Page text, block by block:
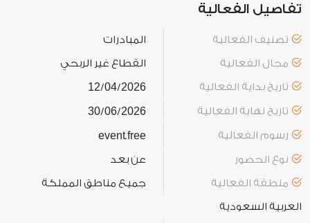
تفاصيل الفعالية
تصنيف الفعالية
المبادرات
مجال الفعالية
القطاع غير الربحي
تاريخ بداية الفعالية
12/04/2026
تاريخ نهاية الفعالية 30/06/2026
رسوم الفعالية event.free
نوع الحضور
عن بعد
منطقة الفعالية
جميع مناطق المملكة
العربية السعودية